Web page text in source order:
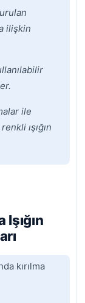
ilişkin
ile
renkli ışığın
kırılma